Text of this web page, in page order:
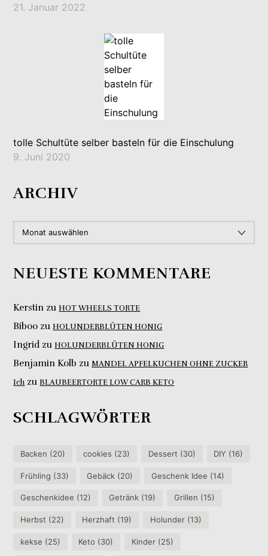
21. Januar 2022
tolle Schultüte selber basteln für die Einschulung
9. Juni 2020
ARCHIV
NEUESTE KOMMENTARE
Kerstin zuHOT WHEELS TORTE
Biboo zuHOLUNDERBLÜTEN HONIG
IngridzuHOLUNDERBLÜTEN HONIG
Benjamin Kolb zuMANDEL APFELKUCHEN OHNE ZUCKER
Ich zuBLAUBEERTORTE LOW CARB KETO
SCHLAGWÖRTER
Backen (20) cookies (23) Dessert (30) DIY (16)
Frühling (33) Gebäck (20) Geschenk Idee (14)
Geschenkidee (12) Getränk (19) Grillen (15)
Herbst (22) Herzhaft (19) Holunder(13)
kekse (25) Keto (30) Kinder(25)